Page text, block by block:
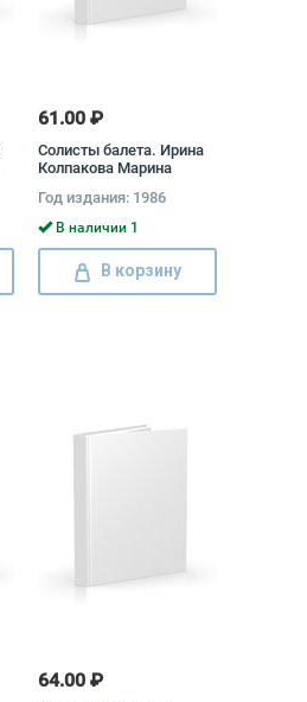
61.00 ₽
Солисты балета. Ирина
Колпакова Марина
Год издания: 1986
В наличии 1
В корзину
64.00 ₽